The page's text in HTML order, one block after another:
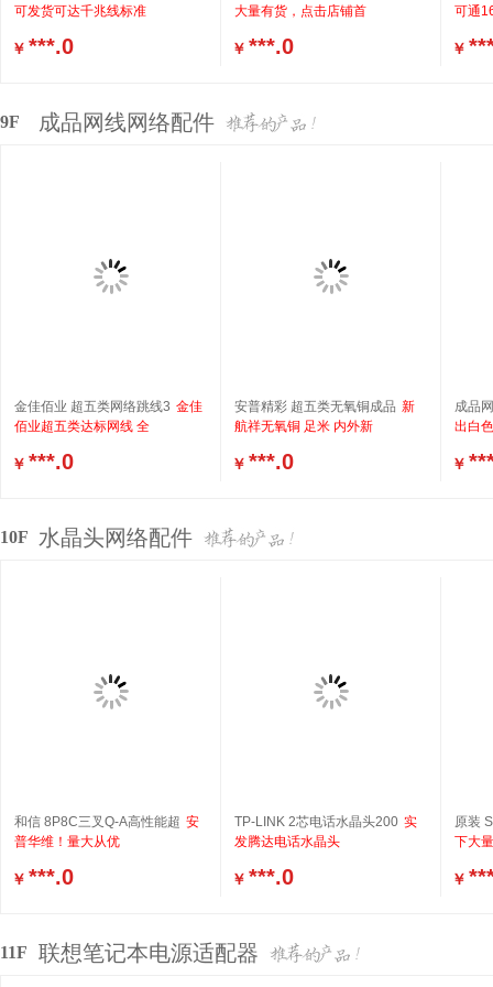
可发货可达千兆线标准
￥ ***.0
大量有货，点击店铺首
￥ ***.0
可通
￥
9F 成品网线网络配件
金佳佰业 超五类网络跳线3 金佳
佰业超五类达标网线 全
￥ ***.0
安普精彩 超五类无氧铜成品 新
航祥无氧铜 足米 内外新
￥ ***.0
成品
出白
￥
10F 水晶头网络配件
和信 8P8C三叉Q-A高性能超 安
普华维！量大从优
￥ ***.0
TP-LINK 2芯电话水晶头200 实
发腾达电话水晶头
￥ ***.0
原装
下大
￥
11F 联想笔记本电源适配器